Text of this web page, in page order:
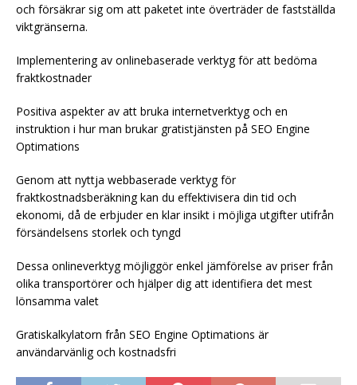
och försäkrar sig om att paketet inte överträder de fastställda
viktgränserna.
Implementering av onlinebaserade verktyg för att bedöma
fraktkostnader
Positiva aspekter av att bruka internetverktyg och en
instruktion i hur man brukar gratistjänsten på SEO Engine
Optimations
Genom att nyttja webbaserade verktyg för
fraktkostnadsberäkning kan du effektivisera din tid och
ekonomi, då de erbjuder en klar insikt i möjliga utgifter utifrån
försändelsens storlek och tyngd
Dessa onlineverktyg möjliggör enkel jämförelse av priser från
olika transportörer och hjälper dig att identifiera det mest
lönsamma valet
Gratiskalkylatorn från SEO Engine Optimations är
användarvänlig och kostnadsfri